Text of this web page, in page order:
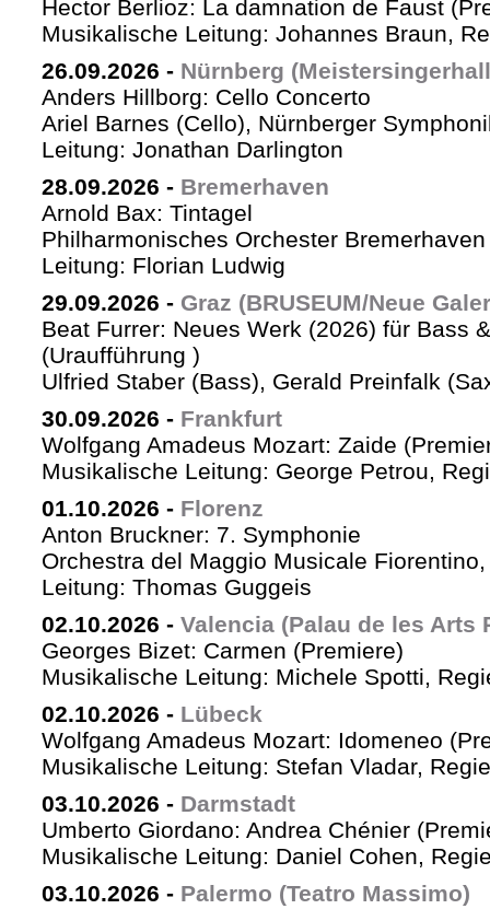
Hector Berlioz: La damnation de Faust
Musikalische Leitung: Johannes Braun,
26.09.2026 - Nürnberg
Anders Hillborg: Cello Concerto
Ariel Barnes (Cello), Nürnberger
Leitung: Jonathan Darlington
28.09.2026 - Bremerhaven
Arnold Bax: Tintagel
Philharmonisches Orchester
Leitung: Florian Ludwig
29.09.2026 - Graz (BRUSEUM/Neue
Beat Furrer: Neues Werk (2026) für Bass
(Uraufführung )
Ulfried Staber (Bass), Gerald Preinfalk
30.09.2026 - Frankfurt
Wolfgang Amadeus Mozart: Zaide
Musikalische Leitung: George Petrou,
01.10.2026 - Florenz
Anton Bruckner: 7. Symphonie
Orchestra del Maggio Musicale
Leitung: Thomas Guggeis
02.10.2026 - Valencia (Palau de les Arts
Georges Bizet: Carmen (Premiere)
Musikalische Leitung: Michele Spotti,
02.10.2026 - Lübeck
Wolfgang Amadeus Mozart: Idomeneo
Musikalische Leitung: Stefan Vladar,
03.10.2026 - Darmstadt
Umberto Giordano: Andrea Chénier
Musikalische Leitung: Daniel Cohen,
03.10.2026 - Palermo (Teatro Massimo)